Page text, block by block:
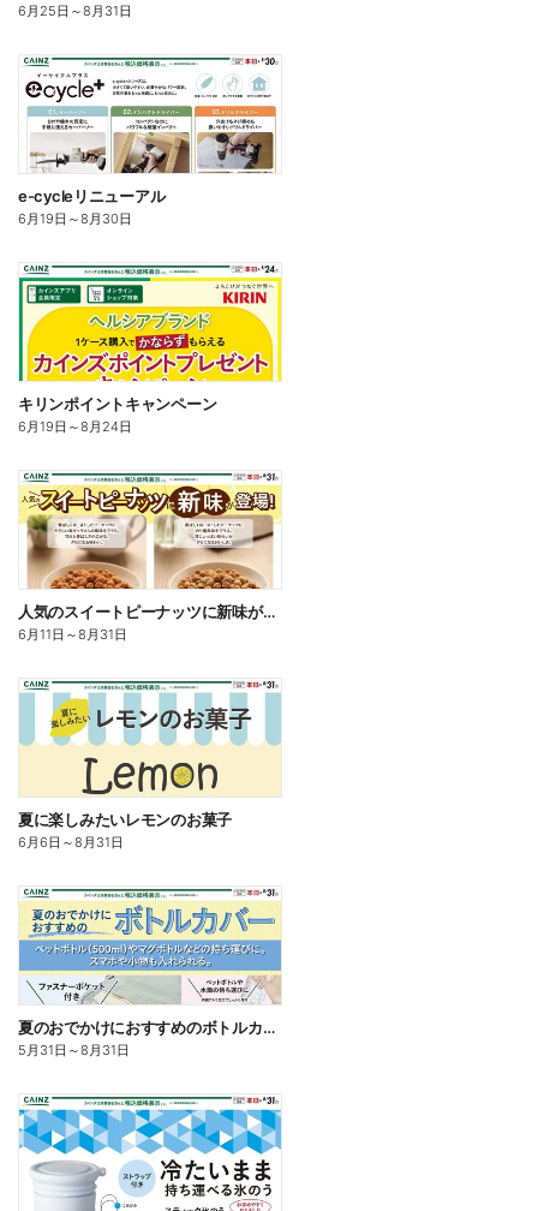
6月25日 ～8月31日
e-cycleリニューアル
6月19日 ～8月30日
キリンポイントキャンペーン
6月19日 ～8月24日
人気のスイートピーナッツに新味が登場
6月11日 ～8月31日
夏に楽しみたいレモンのお菓子
6月6日 ～8月31日
夏のおでかけにおすすめのボトルカバー
5月31日 ～8月31日